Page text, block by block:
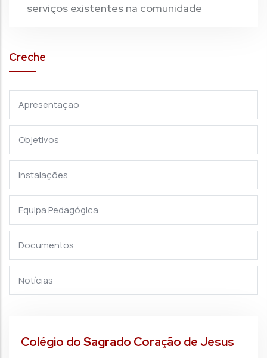
serviços existentes na comunidade
Creche
Apresentação
Objetivos
Instalações
Equipa Pedagógica
Documentos
Notícias
Colégio do Sagrado Coração de Jesus